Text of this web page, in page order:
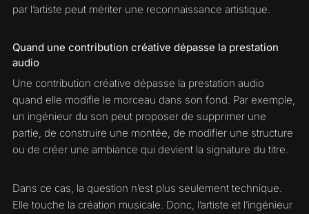
par l’artiste peut mériter une reconnaissance artistique.
Quand une contribution créative dépasse la prestation
audio
Une contribution créative dépasse la prestation audio
quand elle modifie le morceau dans son fond. Par exemple,
un ingénieur du son peut proposer de supprimer une
partie, de construire une montée, de modifier une structure
ou de créer une ambiance qui devient la signature du titre.
Dans ce cas, la question n’est plus seulement technique.
Elle touche la création musicale. Donc, l’artiste et l’ingénieur